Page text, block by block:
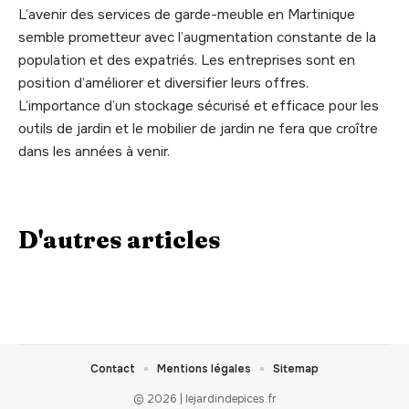
L’avenir des services de garde-meuble en Martinique
semble prometteur avec l’augmentation constante de la
population et des expatriés. Les entreprises sont en
position d’améliorer et diversifier leurs offres.
L’importance d’un stockage sécurisé et efficace pour les
outils de jardin et le mobilier de jardin ne fera que croître
dans les années à venir.
D'autres articles
© 2026 | lejardindepices.fr
Contact Mentions légales Sitemap